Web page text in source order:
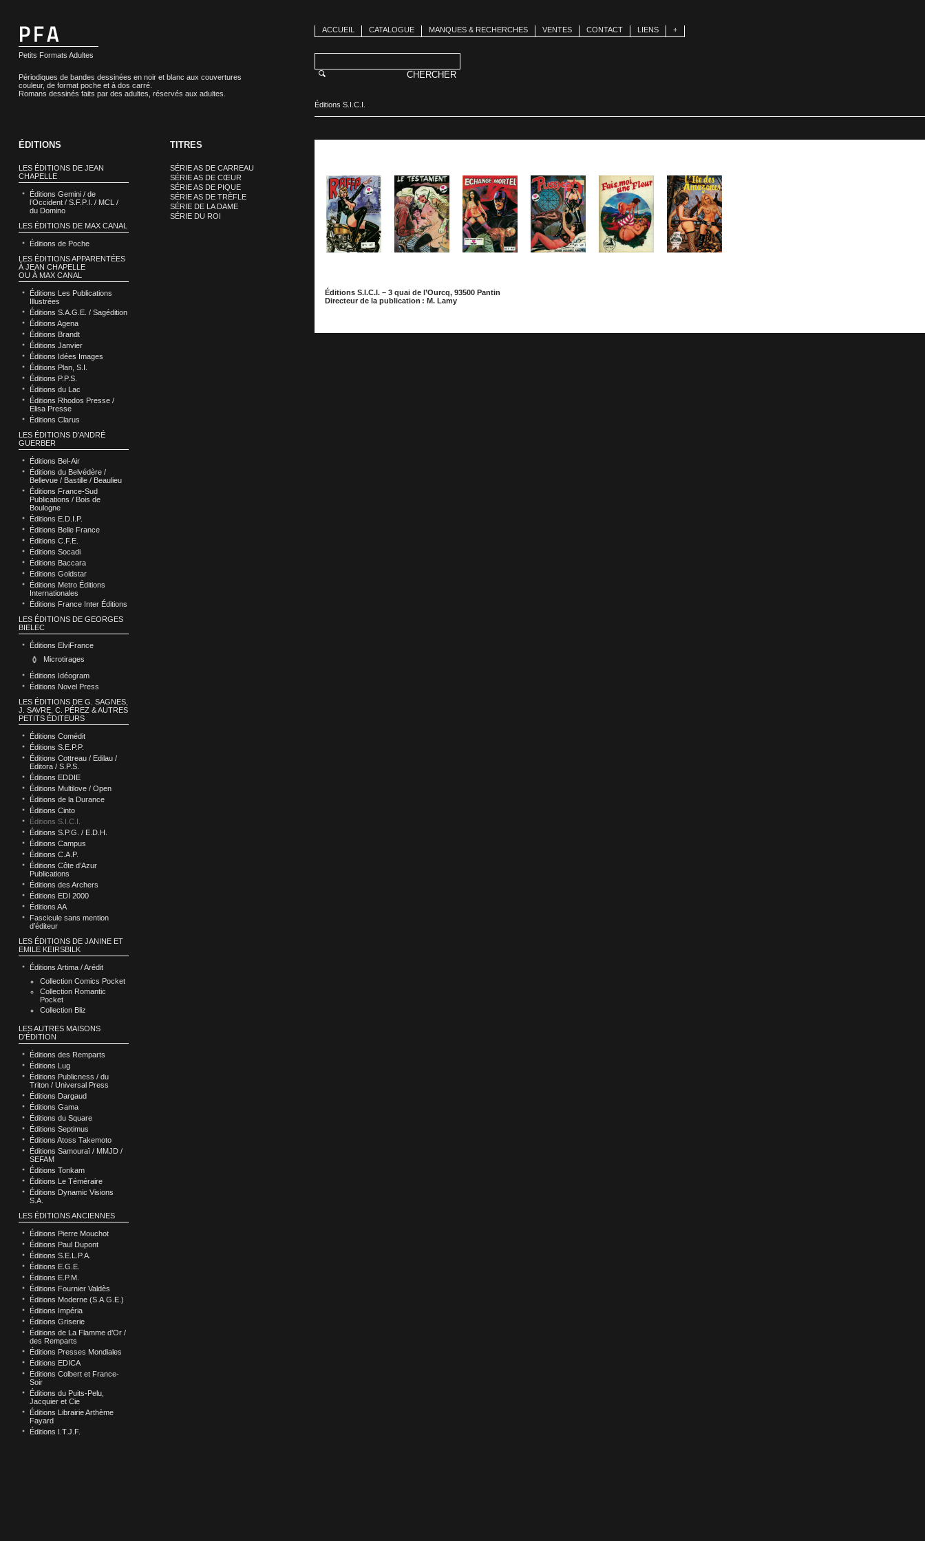
Petits Formats Adultes
Périodiques de bandes dessinées en noir et blanc aux couvertures
couleur, de format poche et à dos carré.
Romans dessinés faits par des adultes, réservés aux adultes.
ACCUEIL CATALOGUE MANQUES & RECHERCHES VENTES CONTACT LIENS +
Éditions S.I.C.I.
ÉDITIONS
LES ÉDITIONS DE JEAN
CHAPELLE
Éditions Gemini / de
l’Occident / S.F.P.I. / MCL /
du Domino
LES ÉDITIONS DE MAX CANAL
Éditions de Poche
LES ÉDITIONS APPARENTÉES
À JEAN CHAPELLE
OU À MAX CANAL
Éditions Les Publications
Illustrées
Éditions S.A.G.E. / Sagédition
Éditions Agena
Éditions Brandt
Éditions Janvier
Éditions Idées Images
Éditions Plan, S.I.
Éditions P.P.S.
Éditions du Lac
Éditions Rhodos Presse /
Elisa Presse
Éditions Clarus
LES ÉDITIONS D’ANDRÉ
GUERBER
Éditions Bel-Air
Éditions du Belvédère /
Bellevue / Bastille / Beaulieu
Éditions France-Sud
Publications / Bois de
Boulogne
Éditions E.D.I.P.
Éditions Belle France
Éditions C.F.E.
Éditions Socadi
Éditions Baccara
Éditions Goldstar
Éditions Metro Éditions
Internationales
Éditions France Inter Éditions
LES ÉDITIONS DE GEORGES
BIELEC
Éditions ElviFrance
Microtirages
Éditions Idéogram
Éditions Novel Press
LES ÉDITIONS DE G. SAGNES,
J. SAVRE, C. PÉREZ & AUTRES
PETITS ÉDITEURS
Éditions Comédit
Éditions S.E.P.P.
Éditions Cottreau / Edilau /
Editora / S.P.S.
Éditions EDDIE
Éditions Multilove / Open
Éditions de la Durance
Éditions Cinto
Éditions S.I.C.I.
Éditions S.P.G. / E.D.H.
Éditions Campus
Éditions C.A.P.
Éditions Côte d’Azur
Publications
Éditions des Archers
Éditions EDI 2000
Éditions AA
Fascicule sans mention
d’éditeur
LES ÉDITIONS DE JANINE ET
EMILE KEIRSBILK
Éditions Artima / Arédit
Collection Comics Pocket
Collection Romantic
Pocket
Collection Bliz
LES AUTRES MAISONS
D'ÉDITION
Éditions des Remparts
Éditions Lug
Éditions Publicness / du
Triton / Universal Press
Éditions Dargaud
Éditions Gama
Éditions du Square
Éditions Septimus
Éditions Atoss Takemoto
Éditions Samouraï / MMJD /
SEFAM
Éditions Tonkam
Éditions Le Téméraire
Éditions Dynamic Visions
S.A.
LES ÉDITIONS ANCIENNES
Éditions Pierre Mouchot
Éditions Paul Dupont
Éditions S.E.L.P.A.
Éditions E.G.E.
Éditions E.P.M.
Éditions Fournier Valdès
Éditions Moderne (S.A.G.E.)
Éditions Impéria
Éditions Griserie
Éditions de La Flamme d’Or /
des Remparts
Éditions Presses Mondiales
Éditions EDICA
Éditions Colbert et France-
Soir
Éditions du Puits-Pelu,
Jacquier et Cie
Éditions Librairie Arthème
Fayard
Éditions I.T.J.F.
TITRES
SÉRIE AS DE CARREAU
SÉRIE AS DE CŒUR
SÉRIE AS DE PIQUE
SÉRIE AS DE TRÈFLE
SÉRIE DE LA DAME
SÉRIE DU ROI
Éditions S.I.C.I. – 3 quai de l’Ourcq, 93500 Pantin
Directeur de la publication : M. Lamy